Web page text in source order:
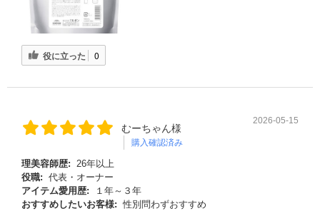
役に立った 0
むーちゃん様
購入確認済み
2026-05-15
理美容師歴:
26年以上
役職: 代表・オーナー
アイテム愛用歴:
１年～３年
おすすめしたいお客様: 性別問わずおすすめ